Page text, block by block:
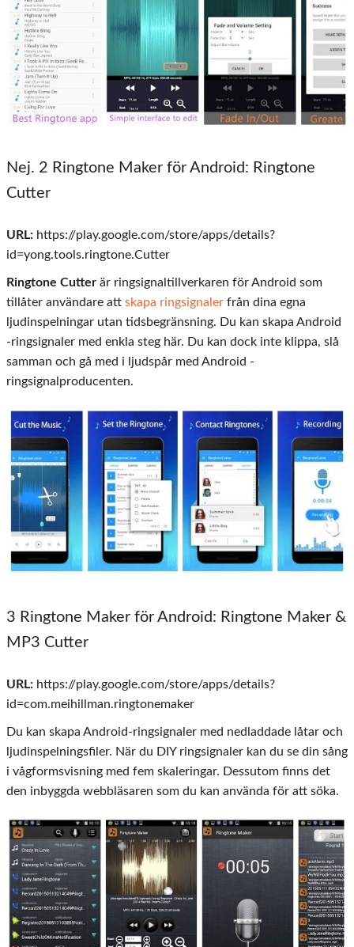
Nej. 2 Ringtone Maker för Android: Ringtone
Cutter
URL: https://play.google.com/store/apps/details?
id=yong.tools.ringtone.Cutter
Ringtone Cutter är ringsignaltillverkaren för Android som
tillåter användare att skapa ringsignaler från dina egna
ljudinspelningar utan tidsbegränsning. Du kan skapa Android
-ringsignaler med enkla steg här. Du kan dock inte klippa, slå
samman och gå med i ljudspår med Android -
ringsignalproducenten.
3 Ringtone Maker för Android: Ringtone Maker &
MP3 Cutter
URL: https://play.google.com/store/apps/details?
id=com.meihillman.ringtonemaker
Du kan skapa Android-ringsignaler med nedladdade låtar och
ljudinspelningsfiler. När du DIY ringsignaler kan du se din sång
i vågformsvisning med fem skaleringar. Dessutom finns det
den inbyggda webbläsaren som du kan använda för att söka.